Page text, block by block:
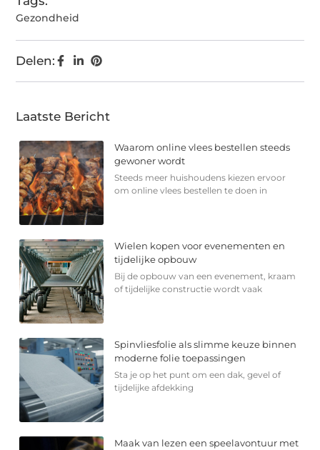
Gezondheid
Delen:
Laatste Bericht
Waarom online vlees bestellen steeds
gewoner wordt
Steeds meer huishoudens kiezen ervoor
om online vlees bestellen te doen in
Wielen kopen voor evenementen en
tijdelijke opbouw
Bij de opbouw van een evenement, kraam
of tijdelijke constructie wordt vaak
Spinvliesfolie als slimme keuze binnen
moderne folie toepassingen
Sta je op het punt om een dak, gevel of
tijdelijke afdekking
Maak van lezen een speelavontuur met